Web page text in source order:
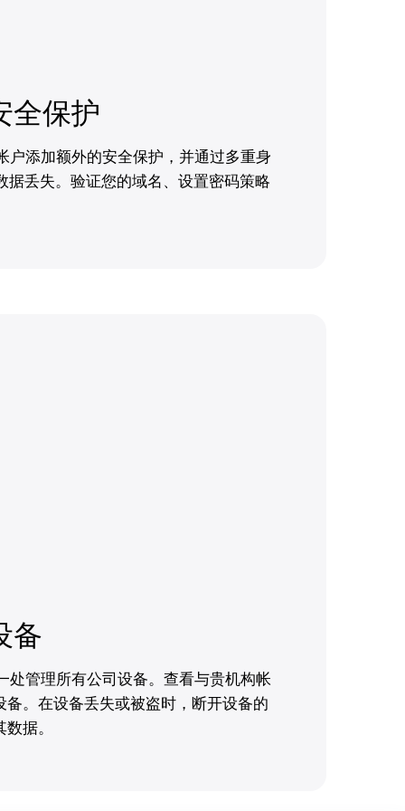
全保护
户添加额外的安全保护，并通过多重身
据丢失。验证您的域名、设置密码策略
备
处管理所有公司设备。查看与贵机构帐
备。在设备丢失或被盗时，断开设备的
据。